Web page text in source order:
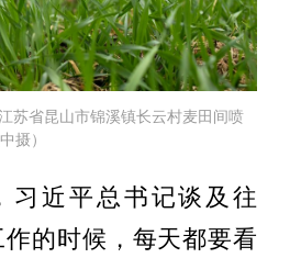
苏省昆山市锦溪镇长云村麦田间喷
摄）
习近平总书记谈及往
的时候，每天都要看